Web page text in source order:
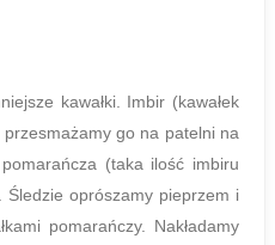
kawałki. Imbir (kawałek
przesmażamy go na patelni na
(taka ilość imbiru
oprószamy pieprzem i
pomarańczy. Nakładamy